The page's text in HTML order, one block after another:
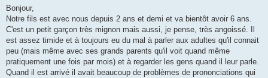
s
a
g
n
o
l
u
Bonjour,
Notre fils est avec nous depuis 2 ans et demi et va bientôt avoir 6 ans.
C'est un petit garçon très mignon mais aussi, je pense, très angoissé. Il
est assez timide et à toujours eu du mal à parler aux adultes qu'il connait
peu (mais même avec ses grands parents qu'il voit quand même
pratiquement une fois par mois) et à regarder les gens quand il leur parle.
Quand il est arrivé il avait beaucoup de problèmes de prononciations qui